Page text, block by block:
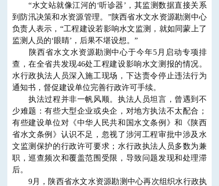
“水文站就像江河的‘听诊器’，其监测数据直接关系
到防汛决策和水资源管理。”陕西省水文水资源勘测中心
负责人表示，“工程建设若影响水文监测，就如同蒙上了
监测人员的‘眼睛’，后果不堪设想。”
陕西省水文水资源勘测中心于今年5月启动专项排
查，在全省共发现46处工程建设影响水文测报的情况。
水行政执法人员深入施工现场，下达责令停止违法行为
通知书，督促建设单位完善行政许可手续。
执法过程并非一帆风顺。执法人员坦言，曾遇到不
少难题：有些大型企业或央企，对地方执法不太配合；
有些建设单位对《中华人民共和国水文条例》和《陕西
省水文条例》认识不足，忽视了涉河工程审批中涉及水
文监测保护的行政许可要求；水行政执法人员多数为兼
职，巡查频次和覆盖范围受限，导致问题发现和处理滞
后。
9月，陕西省水文水资源勘测中心再次组织水行政执